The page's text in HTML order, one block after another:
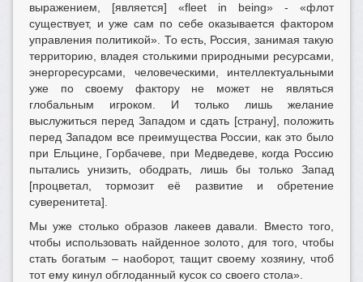
выражением, [является] «fleet in being» - «флот
существует, и уже сам по себе оказывается фактором
управления политикой». То есть, Россия, занимая такую
территорию, владея столькими природными ресурсами,
энергоресурсами, человеческими, интеллектуальными
уже по своему фактору не может не являться
глобальным игроком. И только лишь желание
выслужиться перед Западом и сдать [страну], положить
перед Западом все преимущества России, как это было
при Ельцине, Горбачеве, при Медведеве, когда Россию
пытались унизить, ободрать, лишь бы только Запад
[процветал, тормозит её развитие и обретение
суверенитета].
Мы уже столько образов лакеев давали. Вместо того,
чтобы использовать найденное золото, для того, чтобы
стать богатым – наоборот, тащит своему хозяину, чтоб
тот ему кинул обглоданный кусок со своего стола».